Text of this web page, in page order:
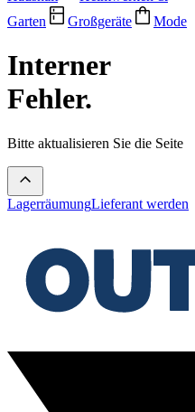
Garten
Großgeräte Mode
Interner
Fehler.
Bitte aktualisieren Sie die Seite
LagerräumungLieferant werden